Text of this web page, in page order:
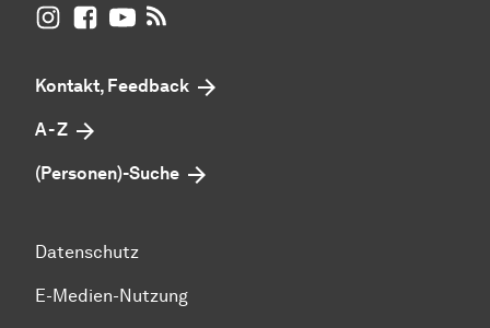
UB Dortmund auf Instagram
UB Dortmund auf Facebook
UB Dortmund auf YouTube
Kontakt, Feedback
A - Z
(Personen)-Suche
Datenschutz
E-Medien-Nutzung